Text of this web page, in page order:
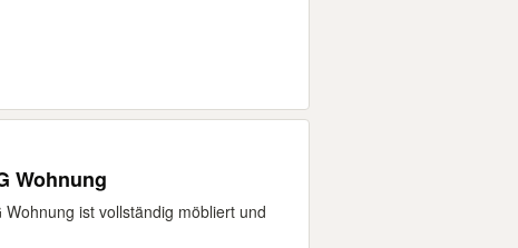
Wohnung
ist vollständig möbliert und